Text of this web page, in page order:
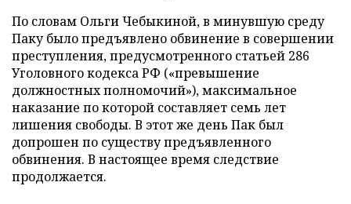
По словам Ольги Чебыкиной, в минувшую среду
Паку было предъявлено обвинение в совершении
преступления, предусмотренного статьей 286
Уголовного кодекса РФ («превышение
должностных полномочий»), максимальное
наказание по которой составляет семь лет
лишения свободы. В этот же день Пак был
допрошен по существу предъявленного
обвинения. В настоящее время следствие
продолжается.